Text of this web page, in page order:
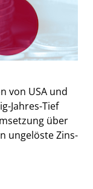
von USA und
Jahres-Tief
über
ungelöste Zins-